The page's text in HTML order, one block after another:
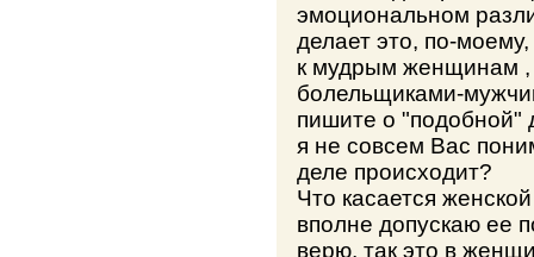
эмоциональном
делает это, по-
к мудрым женщинам
болельщиками-
пишите о "подобной"
я не совсем Вас
деле происходит?
Что касается
вполне допускаю ее
верю, так это в